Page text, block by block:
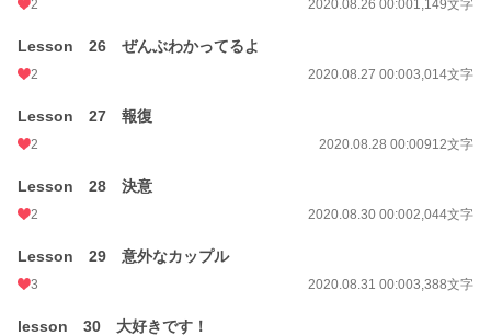
2 2020.08.26 00:001,149文字
Lesson 26 ぜんぶわかってるよ
2 2020.08.27 00:003,014文字
Lesson 27 報復
2 2020.08.28 00:00912文字
Lesson 28 決意
2 2020.08.30 00:002,044文字
Lesson 29 意外なカップル
3 2020.08.31 00:003,388文字
lesson 30 大好きです！